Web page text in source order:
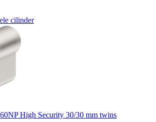
cilinder
High Security 30/30 mm twins